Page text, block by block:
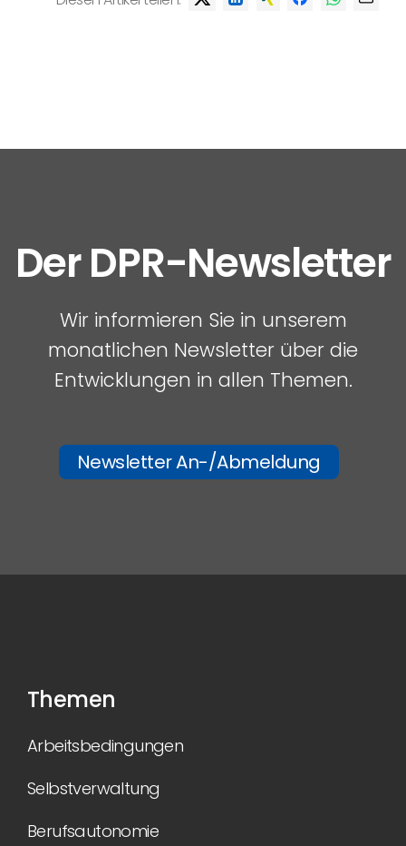
Der DPR-Newsletter
Wir informieren Sie in unserem
monatlichen Newsletter über die
Entwicklungen in allen Themen.
Newsletter An-/Abmeldung
Themen
Arbeitsbedingungen
Selbstverwaltung
Berufsautonomie